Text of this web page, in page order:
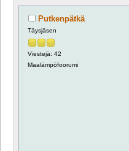
Putkenpätkä
Täysjäsen
Viestejä: 42
Maalämpöfoorumi